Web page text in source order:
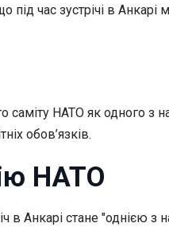
під час зустрічі в
НАТО як одного з
обов’язків.
НАТО
стане "однією з